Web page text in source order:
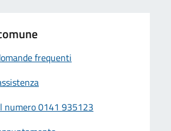
frequenti
numero 0141 935123